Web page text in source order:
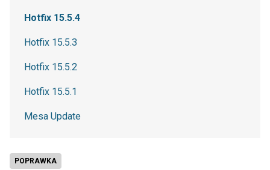
POPRAWKA
Hotfix 15.5.4
Hotfix 15.5.3
Hotfix 15.5.2
Hotfix 15.5.1
Mesa Update